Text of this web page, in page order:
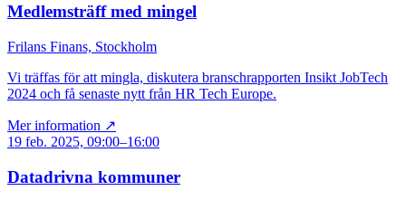
Medlemsträff med mingel
Frilans Finans, Stockholm
Vi träffas för att mingla, diskutera branschrapporten Insikt JobTech
2024 och få senaste nytt från HR Tech Europe.
Mer information ↗
19 feb. 2025, 09:00–16:00
Datadrivna kommuner